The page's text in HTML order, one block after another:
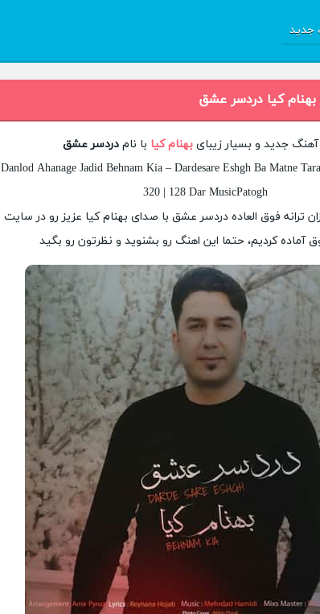
جدید
بهنام کیا دردسر عشق
آهنگ جدید و بسیار زیبای بهنام کیا با نام دردسر عشق
Danlod Ahanage Jadid Behnam Kia – Dardesare Eshgh Ba Matne
320 | 128 Dar MusicPatogh
ترانه فوق العاده دردسر عشق با صدای بهنام کیا عزیز رو در سایت
آماده کردیم، حتما این اهنگ رو بشنوید و نظرتون رو بگید